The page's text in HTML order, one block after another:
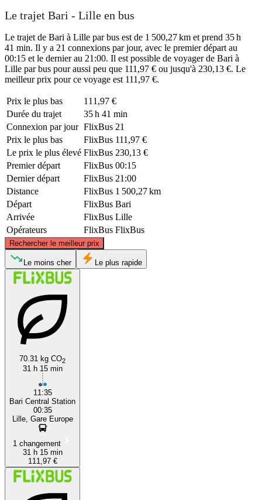
Le trajet Bari - Lille en bus
Le trajet de Bari à Lille par bus est de 1 500,27 km et prend 35 h
41 min. Il y a 21 connexions par jour, avec le premier départ au
00:15 et le dernier au 21:00. Il est possible de voyager de Bari à
Lille par bus pour aussi peu que 111,97 € ou jusqu'à 230,13 €. Le
meilleur prix pour ce voyage est 111,97 €.
Prix ​​le plus bas
111,97 €
Durée du trajet
35 h 41 min
Connexion par jour FlixBus 21
Prix ​​le plus bas
FlixBus 111,97 €
Le prix le plus élevé FlixBus 230,13 €
Premier départ
FlixBus 00:15
Dernier départ
FlixBus 21:00
Distance
FlixBus 1 500,27 km
Départ
FlixBus Bari
Arrivée
FlixBus Lille
Opérateurs
FlixBus FlixBus
Rechercher le meilleur prix
©CARTO
Le moins cher Le plus rapide
70.31 kg CO2
31 h 15 min
11:35
Bari Central Station
00:35
Lille, Gare Europe
1 changement
31 h 15 min
111,97 €